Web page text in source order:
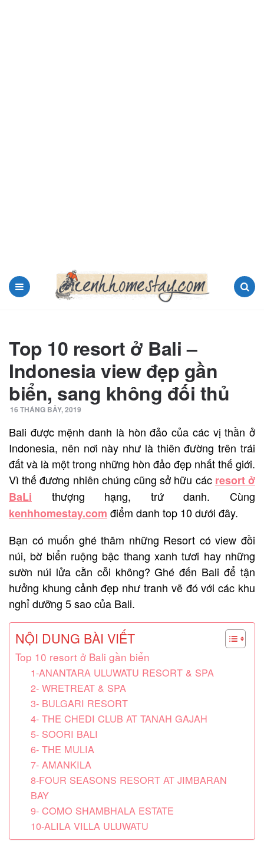
Top 10 resort ở Bali –
Indonesia view đẹp gần
biển, sang không đối thủ
16 THÁNG BẢY, 2019
Bali được mệnh danh là hòn đảo của các vị thần ở
Indonesia, nên nơi này như là thiên đường trên trái
đất và là một trong những hòn đảo đẹp nhất thế giới.
Vì thế đương nhiên chúng cũng sở hữu các resort ở
BaLi thượng hạng, trứ danh. Cùng
kenhhomestay.com điểm danh top 10 dưới đây.
Bạn có muốn ghé thăm những Resort có view đồi
núi, bờ biển ruộng bậc thang xanh tươi hay những
sườn núi lửa cằn cỗi không? Ghé đến Bali để tận
hưởng khung cảnh đẹp như tranh vẽ đó với các khu
nghỉ dưỡng 5 sao của Bali.
NỘI DUNG BÀI VIẾT
Top 10 resort ở Bali gần biển
1-ANANTARA ULUWATU RESORT & SPA
2- WRETREAT & SPA
3- BULGARI RESORT
4- THE CHEDI CLUB AT TANAH GAJAH
5- SOORI BALI
6- THE MULIA
7- AMANKILA
8-FOUR SEASONS RESORT AT JIMBARAN
BAY
9- COMO SHAMBHALA ESTATE
10-ALILA VILLA ULUWATU